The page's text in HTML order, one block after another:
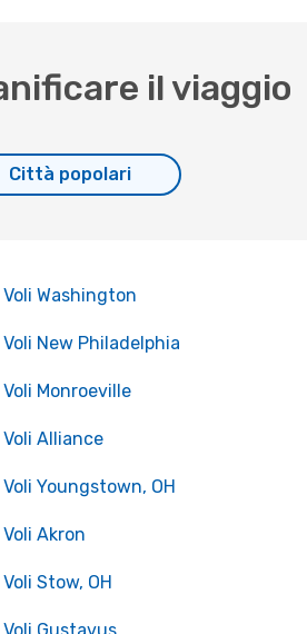
il viaggio
Città popolari
Voli Washington
Voli New Philadelphia
Voli Monroeville
Voli Alliance
Voli Youngstown, OH
Voli Akron
Voli Stow, OH